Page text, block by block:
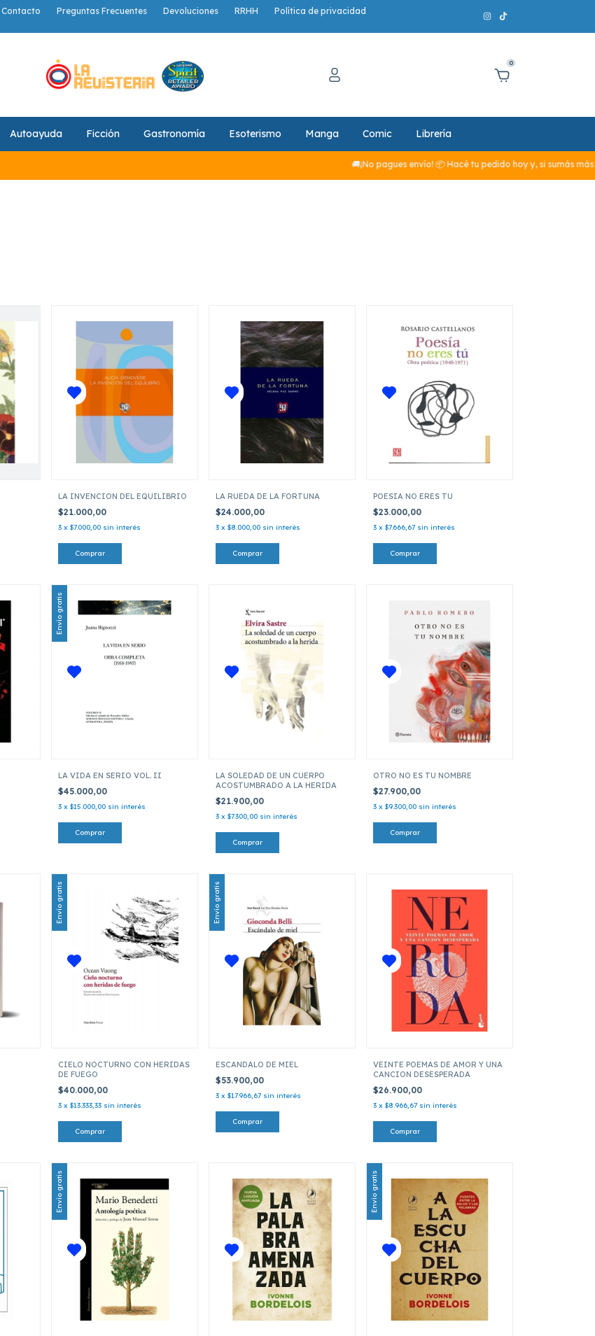
Contacto Preguntas Frecuentes Devoluciones RRHH
Política de privacidad
0
Autoayuda Ficción Gastronomía Esoterismo Manga Comic Librería
🚚¡No pagues envío! 📦 Hacé tu pedido hoy y, si sumás más de
LA INVENCION DEL EQUILIBRIO
$21.000,00
3 x $7.000,00 sin interés
LA RUEDA DE LA FORTUNA
$24.000,00
3 x $8.000,00 sin interés
POESIA NO ERES TU
$23.000,00
3 x $7.666,67 sin interés
Envío gratis
LA VIDA EN SERIO VOL. II
$45.000,00
3 x $15.000,00 sin interés
LA SOLEDAD DE UN CUERPO
ACOSTUMBRADO A LA HERIDA
$21.900,00
3 x $7.300,00 sin interés
OTRO NO ES TU NOMBRE
$27.900,00
3 x $9.300,00 sin interés
Envío gratis
CIELO NOCTURNO CON HERIDAS
DE FUEGO
$40.000,00
3 x $13.333,33 sin interés
Envío gratis
ESCANDALO DE MIEL
$53.900,00
3 x $17.966,67 sin interés
VEINTE POEMAS DE AMOR Y UNA
CANCION DESESPERADA
$26.900,00
3 x $8.966,67 sin interés
Envío gratis Envío gratis